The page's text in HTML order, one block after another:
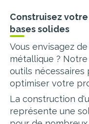
Construisez
bases solides
Vous envisagez
métallique ?
outils nécessaires
optimiser votre
La construction
représente une